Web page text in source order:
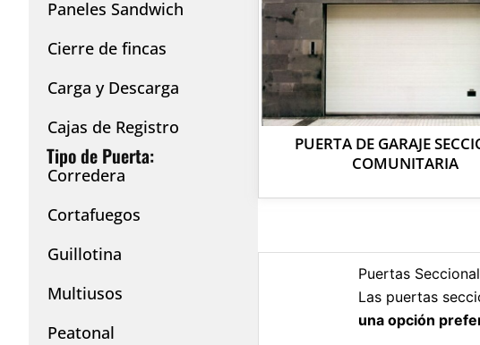
Paneles Sandwich
Cierre de fincas
Carga y Descarga
Cajas de Registro
Tipo de Puerta:
Corredera
Cortafuegos
Guillotina
Multiusos
Peatonal
PUERTA DE GARAJE
COMUNITARIA
Puertas
Las puertas
una opción